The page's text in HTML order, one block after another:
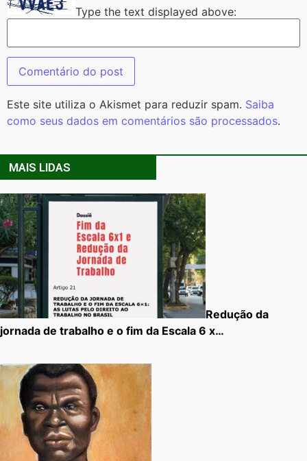
Type the text displayed above:
Este site utiliza o Akismet para reduzir spam. Saiba
como seus dados em comentários são processados.
MAIS LIDAS
Redução da
jornada de trabalho e o fim da Escala 6 x…